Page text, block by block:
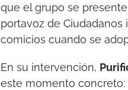
que el grupo se
portavoz de
comicios cuando se
En su intervención,
este momento concreto: